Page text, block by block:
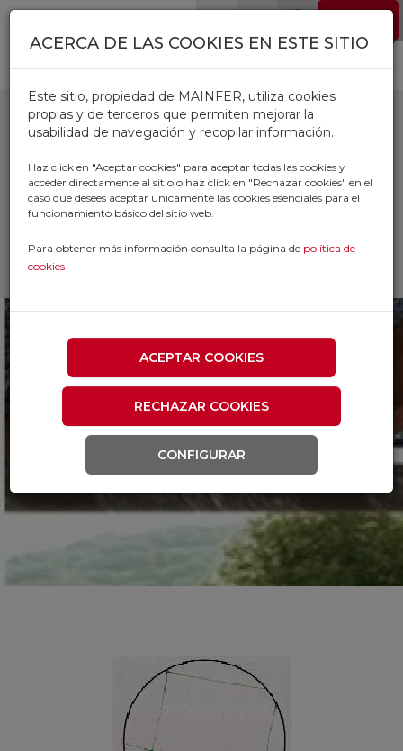
Pasar al contenido principal
MALLAS ENTUTORAR
Inicio
Productos
MALLAS Y PLASTICOS
MALLAS ENTUTORAR
ACERCA DE LAS COOKIES EN ESTE SITIO
Este sitio, propiedad de MAINFER, utiliza cookies
propias y de terceros que permiten mejorar la
usabilidad de navegación y recopilar información.
Haz click en "Aceptar cookies" para aceptar todas las cookies y
acceder directamente al sitio o haz click en "Rechazar cookies" en el
caso que desees aceptar únicamente las cookies esenciales para el
funcionamiento básico del sitio web.
Para obtener más información consulta la página de política de
cookies
ACEPTAR COOKIES
RECHAZAR COOKIES
CONFIGURAR